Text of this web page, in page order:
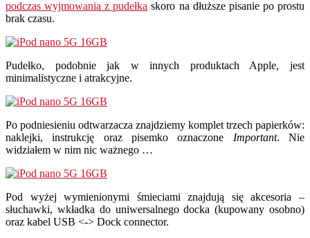
podczas wyjmowania z pudełka skoro na dłuższe pisanie po prostu
brak czasu.
Pudełko, podobnie jak w innych produktach Apple, jest
minimalistyczne i atrakcyjne.
Po podniesieniu odtwarzacza znajdziemy komplet trzech papierków:
naklejki, instrukcję oraz pisemko oznaczone Important. Nie
widziałem w nim nic ważnego …
Pod wyżej wymienionymi śmieciami znajdują się akcesoria –
słuchawki, wkładka do uniwersalnego docka (kupowany osobno)
oraz kabel USB <-> Dock connector.